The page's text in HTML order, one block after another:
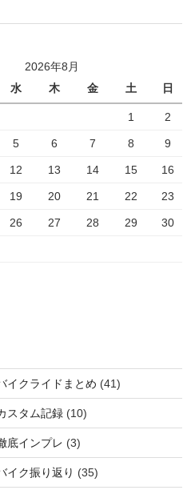
2026年8月
水
木 金 土 日
1 2
5 6 7 8 9
12 13 14 15 16
19 20 21 22 23
26 27 28 29 30
イクライドまとめ (41)
スタム記録(10)
底インプレ (3)
イク振り返り (35)